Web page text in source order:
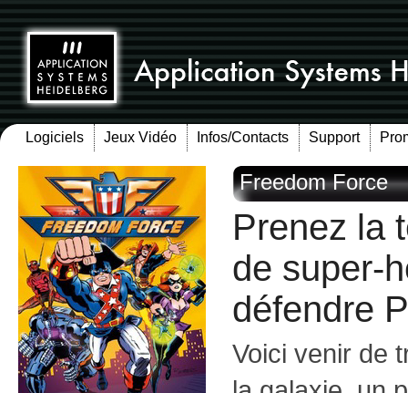
Logiciels Jeux Vidéo Infos/Contacts Support
Freedom Force
Prenez la
de super-
défendre
Voici venir de